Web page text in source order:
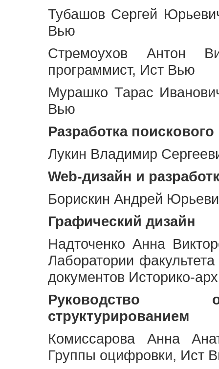
Тубашов Сергей
Вью
Стремоухов Антон
программист, Ист Вью
Мурашко Тарас
Вью
Разработка
Лукин Владимир
Web-дизайн и
Борискин Андрей
Графический дизайн
Надточенко Анна
Лаборатории
документов Историко-
Руководство
структурированием
Комиссарова Анна
Группы оцифровки, Ист